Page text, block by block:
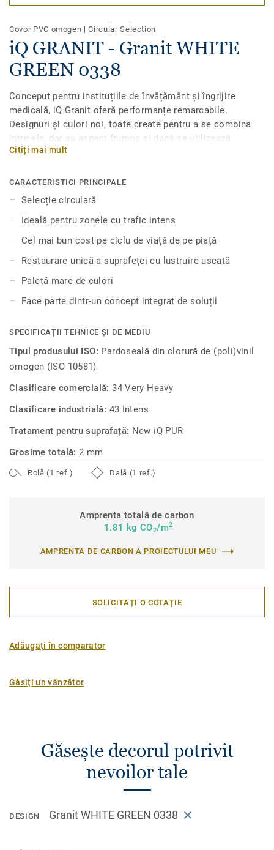
Covor PVC omogen |Circular Selection
iQ GRANIT - Granit WHITE
GREEN 0338
Conceput pentru instituțiile de învățământ și îngrijire
medicală, iQ Granit oferă performanțe remarcabile.
Designuri și culori noi, toate create pentru a se combina
între ele, dar au aspect frumos și dacă se utilizează
individual. iQ Granit oferă durabilitate extremă, precum și
toate zonele cu trafic intens. Nu este nevoie de lustruire
sau ceară, o simplă șlefuire uscată este suficientă pentru a
reda aspectul original acestei podele. Datorită unei game
de formate și accesorii coordonate, inclusiv opțiuni de
pardoseli acustice, antistatice și rezistente la alunecare, iQ
colecție face parte din selecția noastră circulară.
Citiți mai mult
CARACTERISTICI PRINCIPALE
Selecție circulară
Ideală pentru zonele cu trafic intens
Cel mai bun cost pe ciclu de viață de pe piață
Restaurare unică a suprafeței cu lustruire uscată
Paletă mare de culori
Face parte dintr-un concept integrat de soluții
SPECIFICAȚII TEHNICE ȘI DE MEDIU
Tipul produsului ISO: Pardoseală din clorură de (poli)vinil
omogen (ISO 10581)
Clasificare comercială:34 Very Heavy
Clasificare industrială: 43 Intens
Tratament pentru suprafață: New iQ PUR
Grosime totală:2 mm
Rolă (1 ref.) Dală (1 ref.)
Amprenta totală de carbon
1.81 kg CO2/m2
AMPRENTA DE CARBON A PROIECTULUI MEU
SOLICITAȚI O COTAȚIE
Adăugați în comparator
Găsiți un vânzător
Găsește decorul potrivit
nevoilor tale
DESIGN Granit WHITE GREEN 0338